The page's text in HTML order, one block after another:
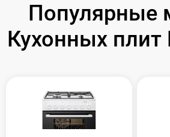
Популярные
Кухонных плит